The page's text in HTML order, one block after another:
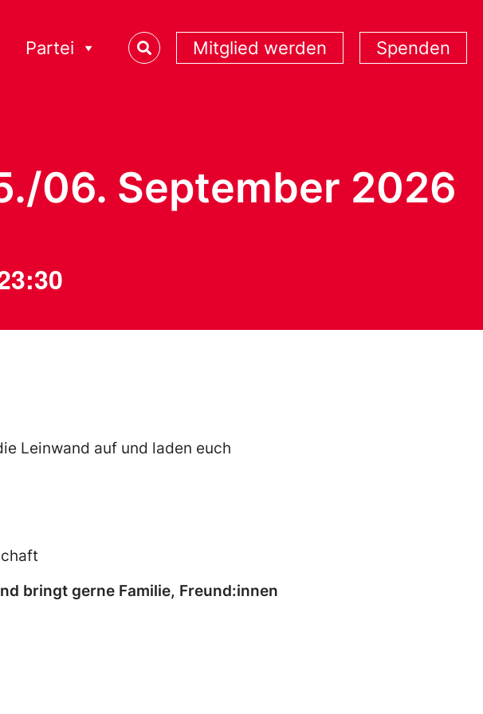
Partei Mitglied werden Spenden
06. September 2026
Leinwand auf und laden euch
bringt gerne Familie, Freund:innen